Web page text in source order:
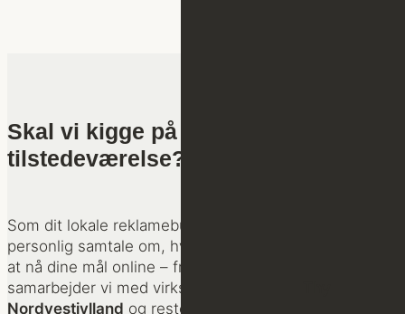
Skal vi kigge på din online
tilstedeværelse?
Som dit lokale reklamebureau, er vi klar til en
personlig samtale om, hvordan vi kan hjælpe dig med
at nå dine mål online – fra vores base i Thisted
samarbejder vi med virksomheder i både
Nordvestjylland og resten af landet.